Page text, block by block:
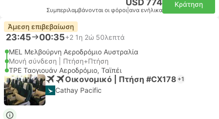
USD 774
Συμπεριλαμβάνονται οι φόροι ανα ενήλικα
Κράτηση
Άμεση επιβεβαίωση
23:45 00:35+2 1η 2ώ 50λεπτά
MEL Μελβούρνη Αεροδρόμιο Αυστραλία
Μονή σύνδεση | Πτήση+Πτήση
TPE Ταογιουάν Αεροδρόμιο, Ταϊπέι
Οικονομικό | Πτήση #CX178 +1
Cathay Pacific